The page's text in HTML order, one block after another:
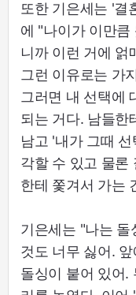
또한 기은세는 '결
에 "나이가 이만큼
니까 이런 거에 얽
그런 이유로는 가
그러면 내 선택에
되는 거다. 남들한
남고 '내가 그때
각할 수 있고 물론
한테 쫓겨서 가는
기은세는 "나는 돌
것도 너무 싫어.
돌싱이 붙어 있어.